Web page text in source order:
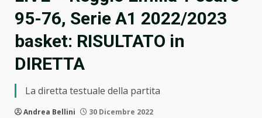
95-76, Serie A1 2022/2023
basket: RISULTATO in
DIRETTA
La diretta testuale della partita
Andrea Bellini 30 Dicembre 2022